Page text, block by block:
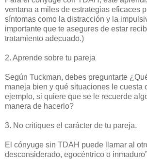
ventana a miles de estrategias eficaces
síntomas como la distracción y la
importante que te asegures de estar
tratamiento adecuado.)
2. Aprende sobre tu pareja
Según Tuckman, debes preguntarte
maneja bien y qué situaciones le cuesta
ejemplo, si quiere que se le recuerde
manera de hacerlo?
3. No critiques el carácter de tu pareja.
El cónyuge sin TDAH puede llamar al
desconsiderado, egocéntrico o